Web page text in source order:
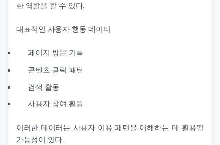
한 역할을 할 수 있다.
대표적인 사용자 행동 데이터
페이지 방문 기록
콘텐츠 클릭 패턴
검색 활동
사용자 참여 활동
이러한 데이터는 사용자 이용 패턴을 이해하는 데 활용될
가능성이 있다.